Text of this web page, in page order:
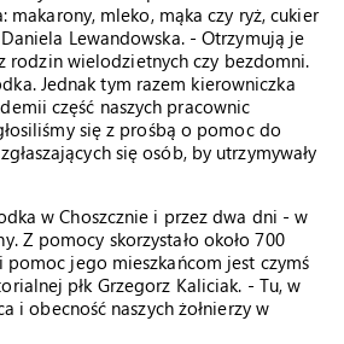
mleko, mąka czy ryż, cukier
Lewandowska. - Otrzymują je
rodzin wielodzietnych czy bezdomni.
Jednak tym razem kierowniczka
część naszych pracownic
się z prośbą o pomoc do
się osób, by utrzymywały
w Choszcznie i przez dwa dni - w
Z pomocy skorzystało około 700
pomoc jego mieszkańcom jest czymś
płk Grzegorz Kaliciak. - Tu, w
i obecność naszych żołnierzy w